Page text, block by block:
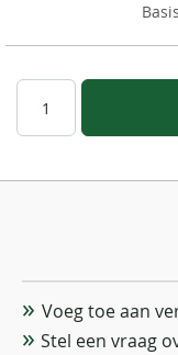
Voeg toe aan
Stel een vraag